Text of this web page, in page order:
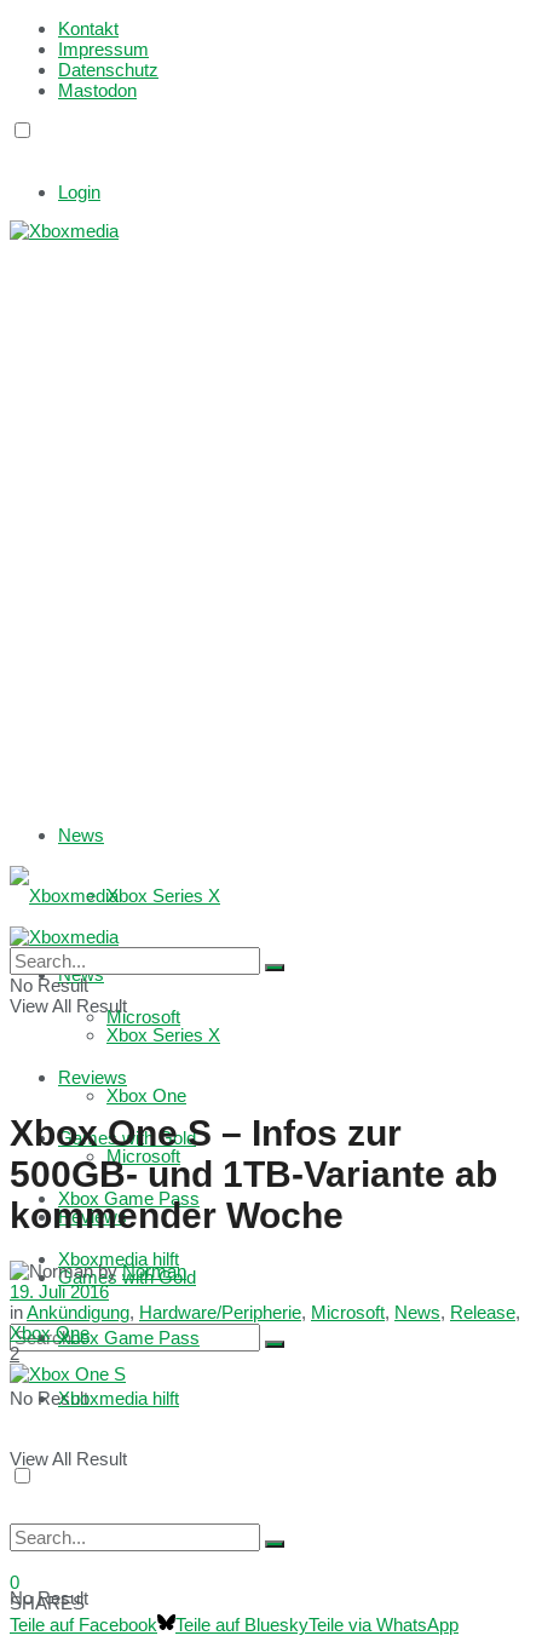
Kontakt
Impressum
Datenschutz
Mastodon
Login
News
Xbox Series X
Microsoft
Reviews
Games with Gold
Xbox Game Pass
Xboxmedia hilft
No Result
View All Result
News
Xbox Series X
Xbox One
Microsoft
Reviews
Games with Gold
Xbox Game Pass
Xboxmedia hilft
No Result
No Result
View All Result
Xbox One S – Infos zur
500GB- und 1TB-Variante ab
kommender Woche
by Norman
19. Juli 2016
inAnkündigung, Hardware/Peripherie, Microsoft, News, Release,
Xbox One
2
0
SHARES
Teile auf Facebook
Teile auf BlueskyTeile via WhatsApp